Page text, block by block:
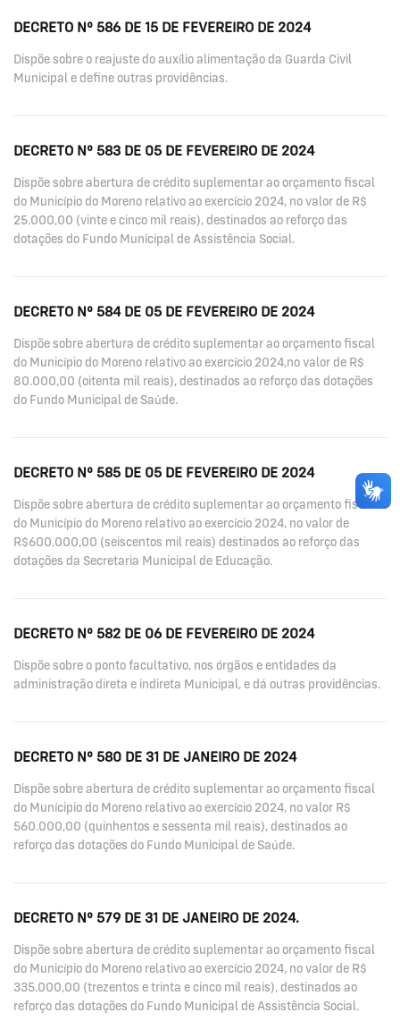
DECRETO Nº 586 DE 15 DE FEVEREIRO DE 2024
Dispõe sobre o reajuste do auxílio alimentação da Guarda Civil
Municipal e define outras providências.
DECRETO Nº 583 DE 05 DE FEVEREIRO DE 2024
Dispõe sobre abertura de crédito suplementar ao orçamento fiscal
do Município do Moreno relativo ao exercício 2024, no valor de R$
25.000,00 (vinte e cinco mil reais), destinados ao reforço das
dotações do Fundo Municipal de Assistência Social.
DECRETO Nº 584 DE 05 DE FEVEREIRO DE 2024
Dispõe sobre abertura de crédito suplementar ao orçamento fiscal
do Município do Moreno relativo ao exercício 2024,no valor de R$
80.000,00 (oitenta mil reais), destinados ao reforço das dotações
do Fundo Municipal de Saúde.
DECRETO Nº 585 DE 05 DE FEVEREIRO DE 2024
Dispõe sobre abertura de crédito suplementar ao orçamento fiscal
do Município do Moreno relativo ao exercício 2024, no valor de
R$600.000,00 (seiscentos mil reais) destinados ao reforço das
dotações da Secretaria Municipal de Educação.
DECRETO Nº 582 DE 06 DE FEVEREIRO DE 2024
Dispõe sobre o ponto facultativo, nos órgãos e entidades da
administração direta e indireta Municipal, e dá outras providências.
DECRETO Nº 580 DE 31 DE JANEIRO DE 2024
Dispõe sobre abertura de crédito suplementar ao orçamento fiscal
do Munícipio do Moreno relativo ao exercício 2024, no valor R$
560.000,00 (quinhentos e sessenta mil reais), destinados ao
reforço das dotações do Fundo Municipal de Saúde.
DECRETO Nº 579 DE 31 DE JANEIRO DE 2024.
Dispõe sobre abertura de crédito suplementar ao orçamento fiscal
do Município do Moreno relativo ao exercício 2024, no valor de R$
335.000,00 (trezentos e trinta e cinco mil reais), destinados ao
reforço das dotações do Fundo Municipal de Assistência Social.